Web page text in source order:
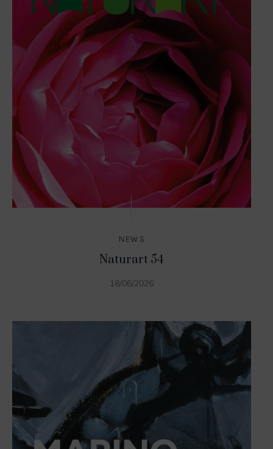
NEWS
Naturart 54
18/06/2026